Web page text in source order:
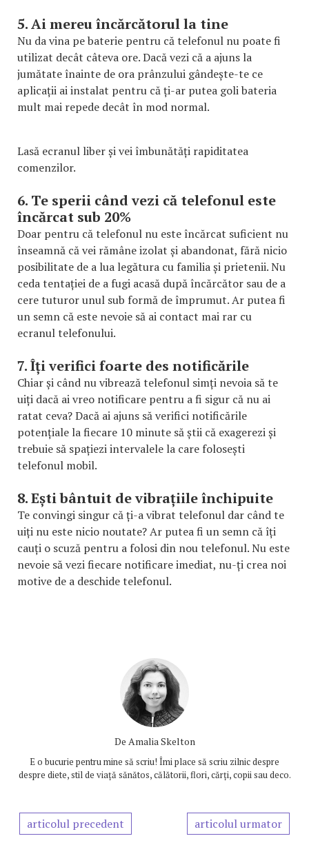
5. Ai mereu încărcătorul la tine
Nu da vina pe baterie pentru că telefonul nu poate fi
utilizat decât câteva ore. Dacă vezi că a ajuns la
jumătate înainte de ora prânzului gândește-te ce
aplicații ai instalat pentru că ți-ar putea goli bateria
mult mai repede decât în mod normal.
Lasă ecranul liber și vei îmbunătăți rapiditatea
comenzilor.
6. Te sperii când vezi că telefonul este
încărcat sub 20%
Doar pentru că telefonul nu este încărcat suficient nu
înseamnă că vei rămâne izolat și abandonat, fără nicio
posibilitate de a lua legătura cu familia și prietenii. Nu
ceda tentației de a fugi acasă după încărcător sau de a
cere tuturor unul sub formă de împrumut. Ar putea fi
un semn că este nevoie să ai contact mai rar cu
ecranul telefonului.
7. Îți verifici foarte des notificările
Chiar și când nu vibrează telefonul simți nevoia să te
uiți dacă ai vreo notificare pentru a fi sigur că nu ai
ratat ceva? Dacă ai ajuns să verifici notificările
potențiale la fiecare 10 minute să știi că exagerezi și
trebuie să spațiezi intervalele la care folosești
telefonul mobil.
8. Ești bântuit de vibrațiile închipuite
Te convingi singur că ți-a vibrat telefonul dar când te
uiți nu este nicio noutate? Ar putea fi un semn că îți
cauți o scuză pentru a folosi din nou telefonul. Nu este
nevoie să vezi fiecare notificare imediat, nu-ți crea noi
motive de a deschide telefonul.
De Amalia Skelton
E o bucurie pentru mine să scriu! Îmi place să scriu zilnic despre
despre diete, stil de viață sănătos, călătorii, flori, cărți, copii sau deco.
articolul precedent articolul urmator